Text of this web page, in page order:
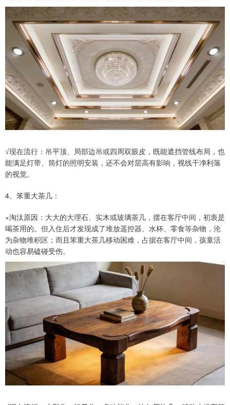
√现在流行：吊平顶、局部边吊或四周双眼皮，既能遮挡管线布局，也
能满足灯带、筒灯的照明安装，还不会对层高有影响，视线干净利落
的视觉。
4、笨重大茶几：
×淘汰原因：大大的大理石、实木或玻璃茶几，摆在客厅中间，初衷是
喝茶用的。但入住后才发现成了堆放遥控器、水杯、零食等杂物，沦
为杂物堆积区；而且笨重大茶几移动困难，占据在客厅中间，孩童活
动也容易磕碰受伤。